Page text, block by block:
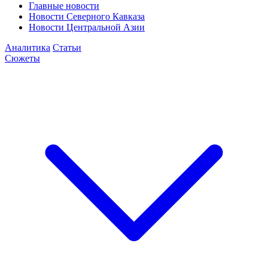
Главные новости
Новости Северного Кавказа
Новости Центральной Азии
Аналитика Статьи
Сюжеты